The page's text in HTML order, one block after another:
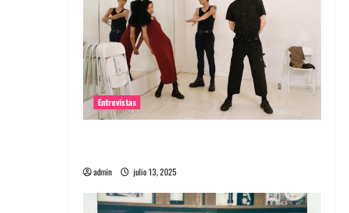
Entrevistas
admin julio 13, 2025